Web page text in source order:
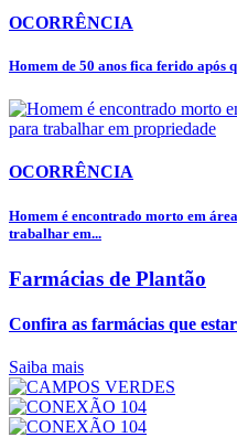
OCORRÊNCIA
Homem de 50 anos fica ferido após
OCORRÊNCIA
Homem é encontrado morto em
trabalhar em...
Farmácias de Plantão
Confira as farmácias que
Saiba mais